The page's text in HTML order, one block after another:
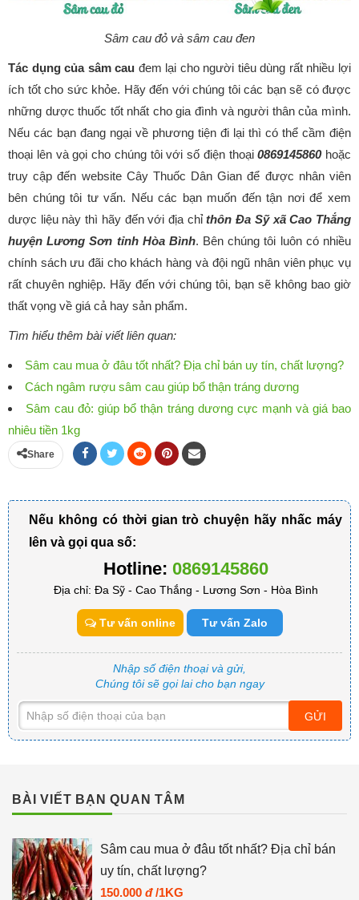
Sâm cau đỏ và sâm cau đen
Tác dụng của sâm cau đem lại cho người tiêu dùng rất nhiều lợi
ích tốt cho sức khỏe. Hãy đến với chúng tôi các bạn sẽ có được
những dược thuốc tốt nhất cho gia đình và người thân của mình.
Nếu các bạn đang ngại về phương tiện đi lại thì có thể cầm điện
thoại lên và gọi cho chúng tôi với số điện thoại0869145860hoặc
truy cập đến website Cây Thuốc Dân Gian để được nhân viên
bên chúng tôi tư vấn. Nếu các bạn muốn đến tận nơi để xem
dược liệu này thì hãy đến với địa chỉthôn Đa Sỹ xã Cao Thắng
huyện Lương Sơn tỉnh Hòa Bình. Bên chúng tôi luôn có nhiều
chính sách ưu đãi cho khách hàng và đội ngũ nhân viên phục vụ
rất chuyên nghiệp. Hãy đến với chúng tôi, bạn sẽ không bao giờ
thất vọng về giá cả hay sản phẩm.
Tìm hiểu thêm bài viết liên quan:
Sâm cau mua ở đâu tốt nhất? Địa chỉ bán uy tín, chất lượng?
Cách ngâm rượu sâm cau giúp bổ thận tráng dương
Sâm cau đỏ: giúp bổ thận tráng dương cực mạnh và giá bao
nhiêu tiền 1kg
Share
Nếu không có thời gian trò chuyện hãy nhấc máy
lên và gọi qua số:
Hotline: 0869145860
Địa chỉ: Đa Sỹ - Cao Thắng - Lương Sơn - Hòa Bình
Tư vấn online Tư vấn Zalo
Nhập số điện thoại và gửi,
Chúng tôi sẽ gọi lai cho bạn ngay
GỬI
BÀI VIẾT BẠN QUAN TÂM
Sâm cau mua ở đâu tốt nhất? Địa chỉ bán
uy tín, chất lượng?
150.000 đ /1KG